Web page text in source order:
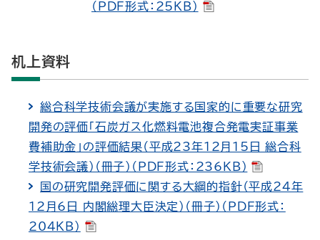
（PDF形式：25KB）
机上資料
総合科学技術会議が実施する国家的に重要な研究
開発の評価「石炭ガス化燃料電池複合発電実証事業
費補助金」の評価結果（平成23年12月15日 総合科
学技術会議）（冊子）（PDF形式：236KB）
国の研究開発評価に関する大綱的指針（平成24年
12月6日 内閣総理大臣決定）（冊子）（PDF形式：
204KB）